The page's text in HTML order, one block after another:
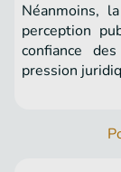
Néanmoins,
perception
confiance
pression